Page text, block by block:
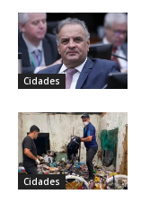
Cidades
Cidades